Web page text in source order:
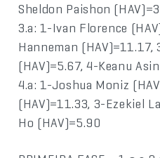
Sheldon Paishon
3.a: 1-Ivan Florence
Hanneman
(HAV)=5.67, 4-Keanu
4.a: 1-Joshua Moniz
(HAV)=11.33, 3-Ezekiel
Ho (HAV)=5.90